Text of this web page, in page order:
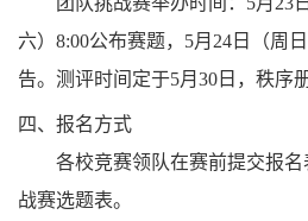
六） 8:00公布赛题， 5月 24 日（周日
告。测评时间定于5月 30 日，秩序
四、报名方式
各校竞赛领队在赛前提交报名
战赛选题表。